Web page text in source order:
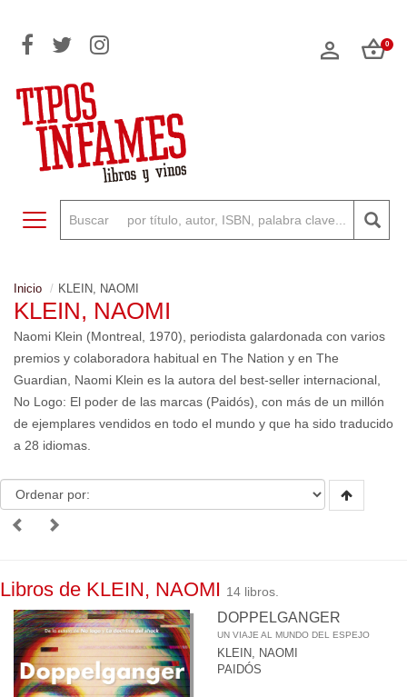
0
Toggle navigation
Inicio KLEIN, NAOMI
KLEIN, NAOMI
Naomi Klein (Montreal, 1970), periodista galardonada con varios
premios y colaboradora habitual en The Nation y en The
Guardian, Naomi Klein es la autora del best-seller internacional,
No Logo: El poder de las marcas (Paidós), con más de un millón
de ejemplares vendidos en todo el mundo y que ha sido traducido
a 28 idiomas.
Libros de KLEIN, NAOMI 14 libros.
DOPPELGANGER
UN VIAJE AL MUNDO DEL ESPEJO
KLEIN, NAOMI
PAIDÓS